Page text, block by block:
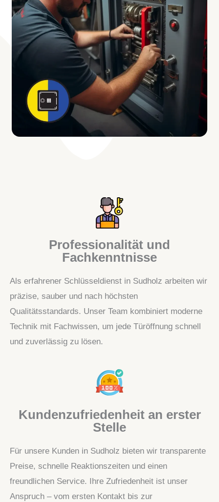
Professionalität und
Fachkenntnisse
Als erfahrener Schlüsseldienst in Sudholz arbeiten wir
präzise, sauber und nach höchsten
Qualitätsstandards. Unser Team kombiniert moderne
Technik mit Fachwissen, um jede Türöffnung schnell
und zuverlässig zu lösen.
Kundenzufriedenheit an erster
Stelle
Für unsere Kunden in Sudholz bieten wir transparente
Preise, schnelle Reaktionszeiten und einen
freundlichen Service. Ihre Zufriedenheit ist unser
Anspruch – vom ersten Kontakt bis zur